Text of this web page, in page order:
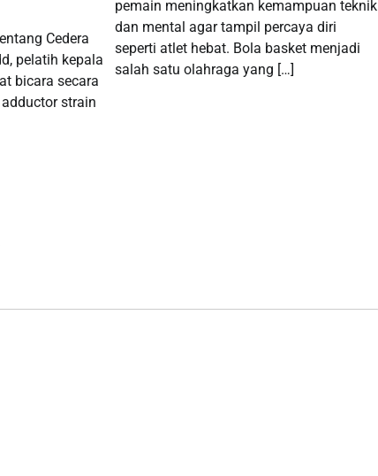
Cedera
pelatih kepala
bicara secara
strain
pemain meningkatkan kemampuan teknik
dan mental agar tampil percaya diri
seperti atlet hebat. Bola basket menjadi
salah satu olahraga yang […]